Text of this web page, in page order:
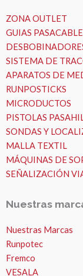
ZONA OUTLET
GUIAS
SISTEMA DE
APARATOS DE
RUNPOSTICKS
MICRODUCTOS
PISTOLAS
SONDAS Y
MALLA TEXTIL
MÁQUINAS DE
SEÑALIZACIÓN
Nuestras
Nuestras Marcas
Runpotec
Fremco
VESALA